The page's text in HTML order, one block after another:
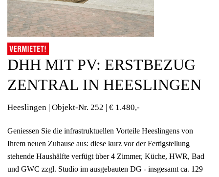
DHH MIT PV: ERSTBEZUG
ZENTRAL IN HEESLINGEN
Heeslingen | Objekt-Nr. 252 | € 1.480,-
Geniessen Sie die infrastruktuellen Vorteile Heeslingens von
Ihrem neuen Zuhause aus: diese kurz vor der Fertigstellung
stehende Haushälfte verfügt über 4 Zimmer, Küche, HWR, Bad
und GWC zzgl. Studio im ausgebauten DG - insgesamt ca. 129